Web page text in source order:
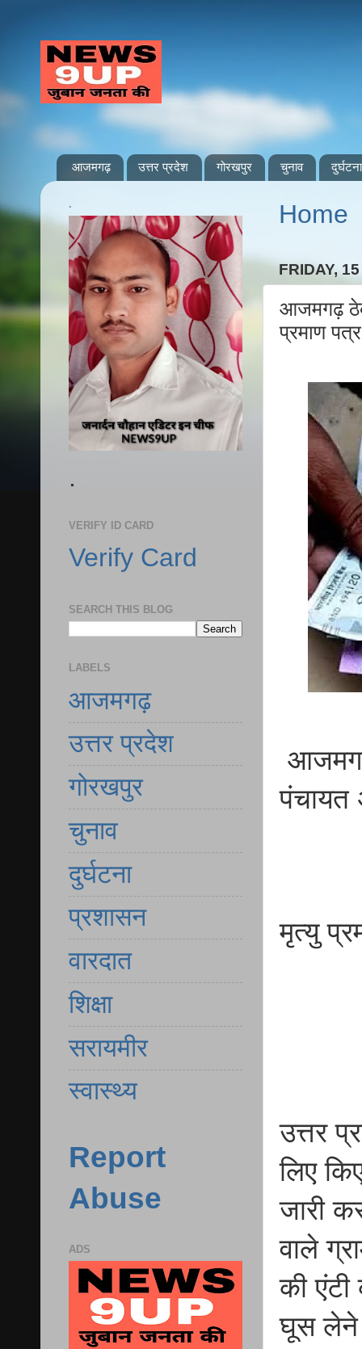
आजमगढ़ उत्तर प्रदेश गोरखपुर चुनाव दुर्घटना
Home
FRIDAY,
आजमगढ़
प्रमाण
पंचायत
मृत्यु
उत्तर
लिए
जारी
वाले
की
घूस लेने
.
.
VERIFY ID CARD
Verify Card
SEARCH THIS BLOG
LABELS
आजमगढ़
उत्तर प्रदेश
गोरखपुर
चुनाव
दुर्घटना
प्रशासन
वारदात
शिक्षा
सरायमीर
स्वास्थ्य
Report
Abuse
ADS